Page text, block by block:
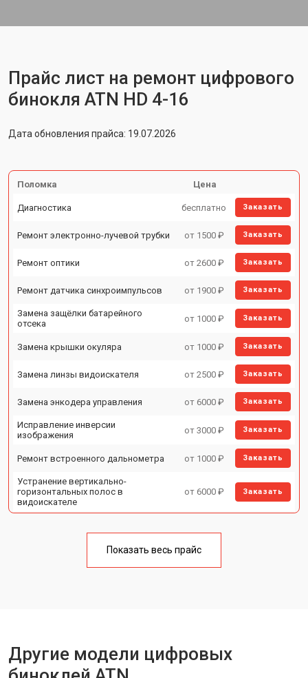
Прайс лист на ремонт цифрового
бинокля ATN HD 4-16
Дата обновления прайса: 19.07.2026
Поломка Цена
Диагностика бесплатно Заказать
Ремонт электронно-лучевой трубки от 1500 ₽ Заказать
Ремонт оптики от 2600 ₽ Заказать
Ремонт датчика синхроимпульсов от 1900 ₽ Заказать
Замена защёлки батарейного
отсека
от 1000 ₽ Заказать
Замена крышки окуляра от 1000 ₽ Заказать
Замена линзы видоискателя от 2500 ₽ Заказать
Замена энкодера управления от 6000 ₽ Заказать
Исправление инверсии
изображения
от 3000 ₽ Заказать
Ремонт встроенного дальнометра от 1000 ₽ Заказать
Устранение вертикально-
горизонтальных полос в
видоискателе
от 6000 ₽ Заказать
от 2000 ₽
Ремонт цепи питания от 1500 ₽
Показать весь прайс
Другие модели цифровых